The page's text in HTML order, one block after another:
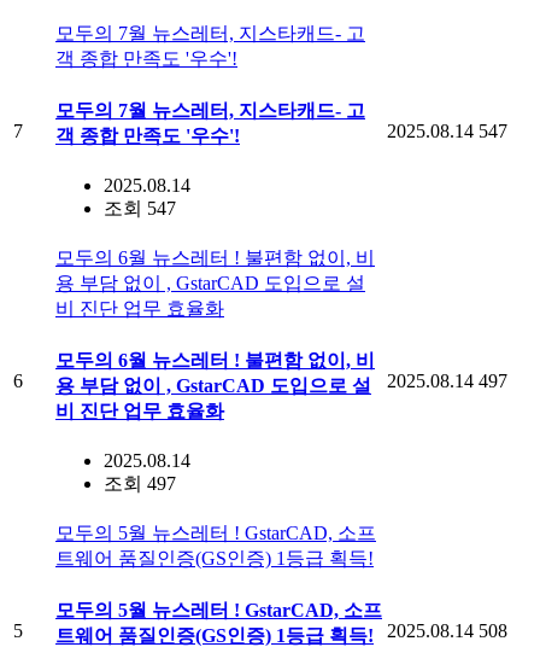
7
모두의 7월 뉴스레터, 지스타캐드- 고
객 종합 만족도 '우수'!
모두의 7월 뉴스레터, 지스타캐드- 고
객 종합 만족도 '우수'!
2025.08.14
조회 547
2025.08.14 547
6
모두의 6월 뉴스레터 ! 불편함 없이, 비
용 부담 없이 , GstarCAD 도입으로 설
비 진단 업무 효율화
모두의 6월 뉴스레터 ! 불편함 없이, 비
용 부담 없이 , GstarCAD 도입으로 설
비 진단 업무 효율화
2025.08.14
조회 497
2025.08.14 497
5
모두의 5월 뉴스레터 ! GstarCAD, 소프
트웨어 품질인증(GS인증) 1등급 획득!
모두의 5월 뉴스레터 ! GstarCAD, 소프
트웨어 품질인증(GS인증) 1등급 획득!
2025.08.14 508